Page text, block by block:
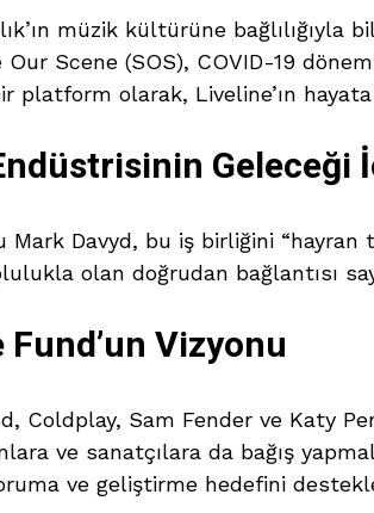
müzik kültürüne bağlılığıyla
Our Scene (SOS), COVID-19
platform olarak, Liveline’ın
Geleceği
Mark Davyd, bu iş birliğini
olan doğrudan bağlantısı
Vizyonu
Coldplay, Sam Fender ve Katy
ve sanatçılara da bağış
ve geliştirme hedefini